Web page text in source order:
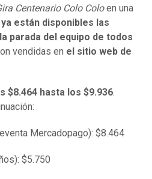
Centenario Colo Coloen una
ya están disponibles las
parada del equipo de todos
vendidas en el sitio web de
$8.464 hasta los $9.936.
Mercadopago): $8.464
$5.750